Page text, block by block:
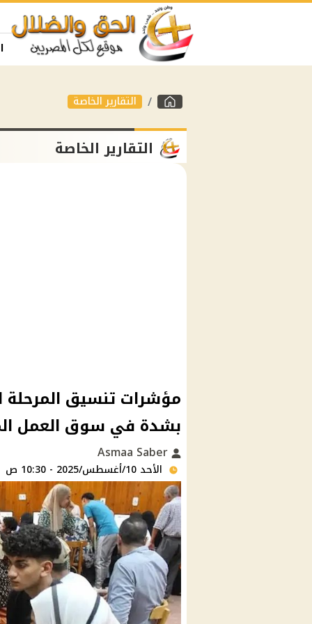
التقارير الخاصة
التقارير الخاصة
بشدة في سوق العمل
الأحد 10/أغسطس/2025 - 10:30 ص